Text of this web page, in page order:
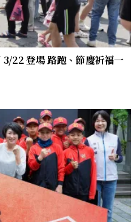
22 登場 路跑、節慶祈福一